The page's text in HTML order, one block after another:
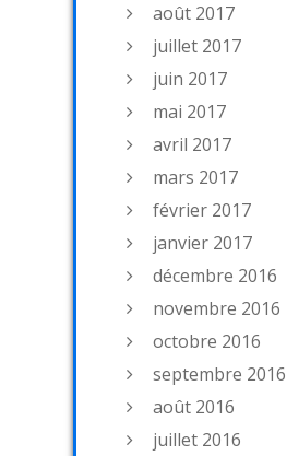
août 2017
juillet 2017
juin 2017
mai 2017
avril 2017
mars 2017
février 2017
janvier 2017
décembre 2016
novembre 2016
octobre 2016
septembre 2016
août 2016
juillet 2016